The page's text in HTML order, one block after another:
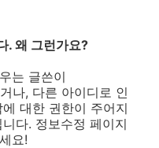
. 왜 그런가요?
는 글쓴이
나, 다른 아이디로 인
대한 권한이 주어지
다. 정보수정 페이지
요!